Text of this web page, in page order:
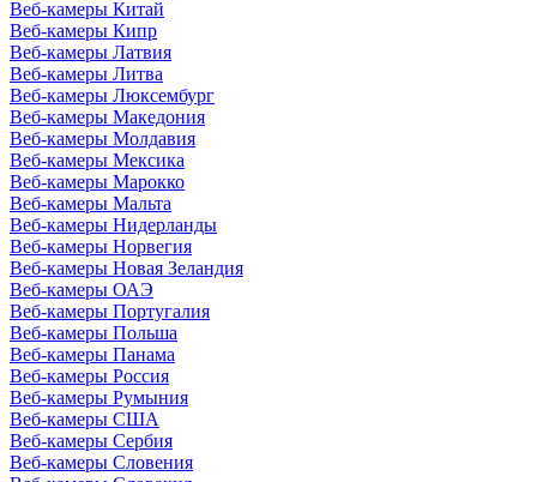
Веб-камеры Китай
Веб-камеры Кипр
Веб-камеры Латвия
Веб-камеры Литва
Веб-камеры Люксембург
Веб-камеры Македония
Веб-камеры Молдавия
Веб-камеры Мексика
Веб-камеры Марокко
Веб-камеры Мальта
Веб-камеры Нидерланды
Веб-камеры Норвегия
Веб-камеры Новая Зеландия
Веб-камеры ОАЭ
Веб-камеры Португалия
Веб-камеры Польша
Веб-камеры Панама
Веб-камеры Россия
Веб-камеры Румыния
Веб-камеры США
Веб-камеры Сербия
Веб-камеры Словения